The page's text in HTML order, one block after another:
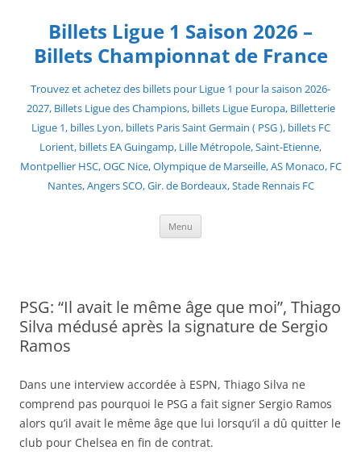
contentBillets Ligue 1 Saison 2026 –
Billets Championnat de France
Trouvez et achetez des billets pour Ligue 1 pour la saison 2026-
2027, Billets Ligue des Champions, billets Ligue Europa, Billetterie
Ligue 1, billes Lyon, billets Paris Saint Germain ( PSG ), billets FC
Lorient, billets EA Guingamp, Lille Métropole, Saint-Etienne,
Montpellier HSC, OGC Nice, Olympique de Marseille, AS Monaco, FC
Nantes, Angers SCO, Gir. de Bordeaux, Stade Rennais FC
Menu
PSG: “Il avait le même âge que moi”, Thiago
Silva médusé après la signature de Sergio
Ramos
Dans une interview accordée à ESPN, Thiago Silva ne
comprend pas pourquoi le PSG a fait signer Sergio Ramos
alors qu’il avait le même âge que lui lorsqu’il a dû quitter le
club pour Chelsea en fin de contrat.